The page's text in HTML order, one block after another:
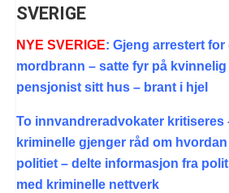
SVERIGE
NYE SVERIGE: Gjeng arrestert for
mordbrann – satte fyr på
pensjonist sitt hus – brant i hjel
To innvandreradvokater kritiseres
kriminelle gjenger råd om
politiet – delte informasjon fra
med kriminelle nettverk